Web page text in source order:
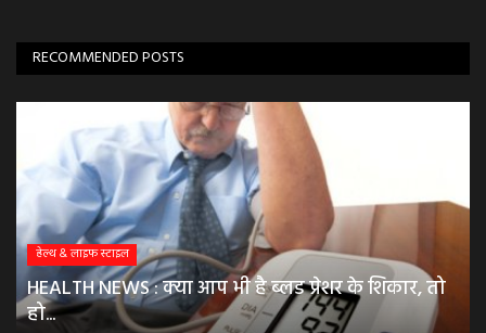
RECOMMENDED POSTS
हेल्थ & लाइफ स्टाइल
HEALTH NEWS : क्या आप भी है ब्लड प्रेशर के शिकार, तो
हो...